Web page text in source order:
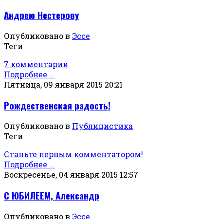
Андрею Нестерову
Опубликовано в Эссе
Теги
7 комментарии
Подробнее ...
Пятница, 09 января 2015 20:21
Рождественская радость!
Опубликовано в Публицистика
Теги
Станьте первым комментатором!
Подробнее ...
Воскресенье, 04 января 2015 12:57
С ЮБИЛЕЕМ, Александр
Опубликовано в Эссе